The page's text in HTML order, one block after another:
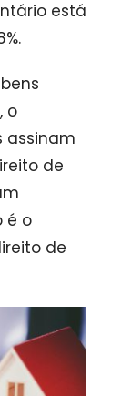
está
o
assinam
de
é o
de